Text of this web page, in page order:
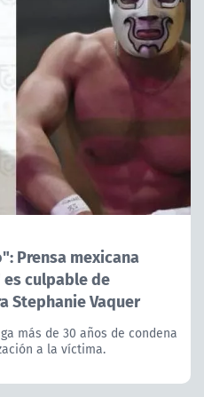
Prensa mexicana
culpable de
Stephanie Vaquer
más de 30 años de condena
a la víctima.